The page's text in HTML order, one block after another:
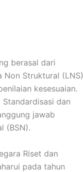
berasal dari
Non Struktural (LNS)
kesesuaian.
dan
jawab
(BSN).
Riset dan
pada tahun